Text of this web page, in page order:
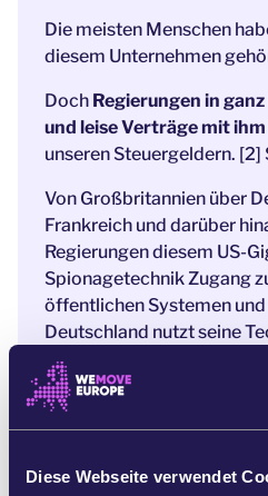
Diese Webseite verwendet
Die meisten Menschen
diesem Unternehmen
Doch Regierungen in
und leise Verträge mit ihm
unseren Steuergeldern. [2]
Von Großbritannien über
Frankreich und darüber
Regierungen diesem US-
Spionagetechnik Zugang
öffentlichen Systemen und
Deutschland nutzt seine
Verdächtige aufzuspüren,
übergibt ihm riesige
Gesundheitswesen – und
Der Einfluss von Palantir